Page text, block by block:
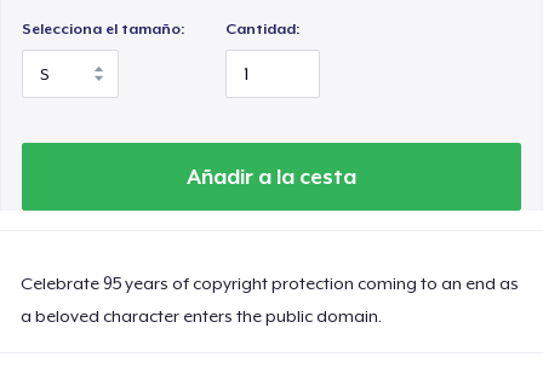
Selecciona el tamaño: Cantidad:
Añadir a la cesta
Celebrate 95 years of copyright protection coming to an end as
a beloved character enters the public domain.